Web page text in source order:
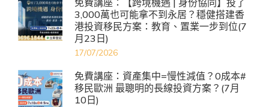
免費講座：【跨境機遇 | 身份協同】投了
3,000萬也可能拿不到永居？穩健搭建香
港投資移民方案：教育、置業一步到位(7
月23日)
17/07/2026
免費講座：資產集中=慢性減值？0成本#
移民歐洲 最聰明的長線投資方案？(7月
10日)